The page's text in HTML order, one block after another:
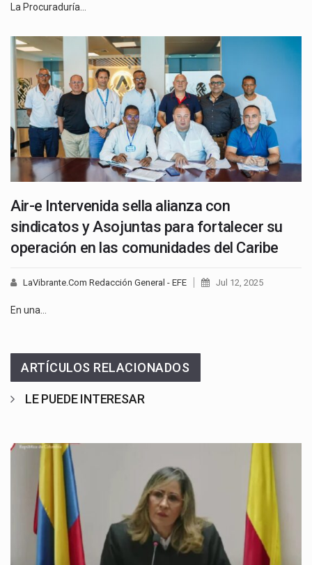
La Procuraduría…
Air-e Intervenida sella alianza con
sindicatos y Asojuntas para fortalecer su
operación en las comunidades del Caribe
LaVibrante.Com Redacción General - EFE Jul 12, 2025
En una…
ARTÍCULOS RELACIONADOS
LE PUEDE INTERESAR